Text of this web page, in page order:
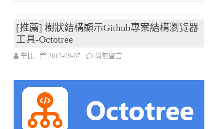
系
中
[推薦] 樹狀結構顯示Github專案結構瀏覽器
工具-Octotree
辛比 2019-09-07 在
樹
尚無留言